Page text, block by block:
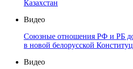
Казахстан
Видео
Союзные отношения РФ и РБ
в новой белорусской
Видео